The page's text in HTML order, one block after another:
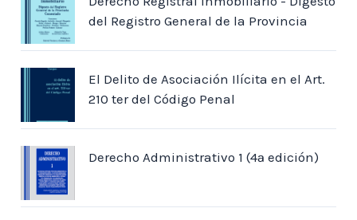
Capítulo V
Principios y reglas de la actividad probatoria
5.1. Principios generales que informan la
5.1.1. Las perspectivas del principio de
libertad probatoria 81
5.1.2. Principio de adquisición procesal 83
del Registro General de la Provincia
El Delito de Asociación Ilícita en el Art.
210 ter del Código Penal
Derecho Administrativo 1 (4ª edición)